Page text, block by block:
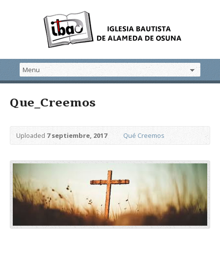
Que_Creemos
Uploaded7 septiembre, 2017 Qué Creemos